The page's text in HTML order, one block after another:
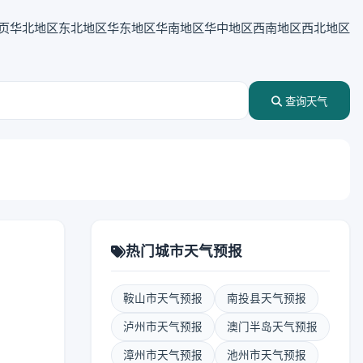
华北地区东北地区华东地区华南地区华中地区西南地区西北地区
查询天气
热门城市天气预报
鞍山市天气预报 南投县天气预报
泸州市天气预报 澳门半岛天气预报
漳州市天气预报 池州市天气预报